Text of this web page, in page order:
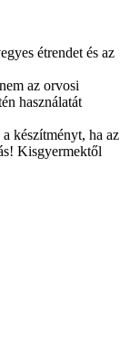
étrendet és az
az orvosi
használatát
készítményt, ha az
Kisgyermektől